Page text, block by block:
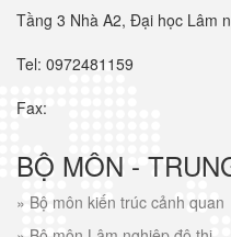
Tầng 3 Nhà A2, Đại học Lâm
Tel: 0972481159
Fax:
BỘ MÔN -
» Bộ môn kiến trúc cảnh quan